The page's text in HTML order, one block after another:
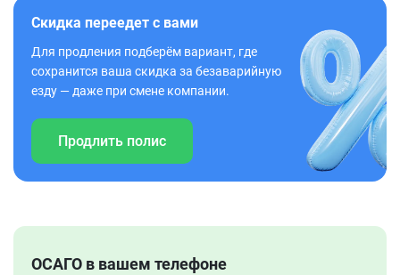
Скидка переедет с вами
Для продления подберём вариант, где
сохранится ваша скидка за безаварийную
езду — даже при смене компании.
Продлить полис
ОСАГО в вашем телефоне